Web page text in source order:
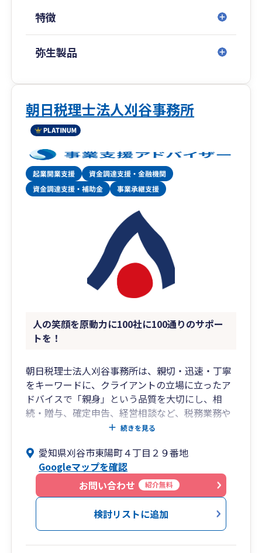
ことが本当に嬉しく、いつでも気軽に相談できる
存在であると決めてお客様に関わっております。
3.税理士法人経営サポート「プラスアルファ」
計だけではなく、下記のこともサポート可能で
す。
・税務会計の顧問
期的に重要な経営判断する役目を担います）
・融資サポート
・補助金サポート
・内装工事ローンを活用した資金調達（税理士法
人でこの仕組みを持っているのは恐らく当社が唯
一であると自負しております。）
想いとしては経営者様の力になりたい。そんな想
サポートメニューが出来上がりました。
当社の無料相談は約2時間ほどお取りすることが
できます。
無料相談時に大切にしていることは
・価値ある時間とするためお客様に貢献していく
こと
・疑問点をその場でクリアにすること
ても全く構いません。というスタンス
・追いかけ営業一切しない。
ということです。
お気軽にご連絡いただければ幸いです。
特徴
弥生製品
朝日税理士法人刈谷事務所
人の笑顔を原動力に100社に100通りのサポー
トを！
朝日税理士法人刈谷事務所は、親切・迅速・丁寧
をキーワードに、クライアントの立場に立ったア
ドバイスで「親身」という品質を大切にし、相
続・贈与、確定申告、経営相談など、税務業務や
コンサルティング業務を通じて税理士としてクラ
ります。
人の笑顔を原動力に100社に100通りのサポートを
ご提供致します。
続きを見る
愛知県刈谷市東陽町４丁目２９番地
Googleマップを確認
お問い合わせ
紹介無料
検討リストに追加